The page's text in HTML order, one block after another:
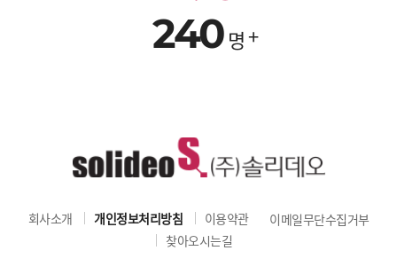
240명
회사소개 개인정보처리방침 이용약관
이메일무단수집거부
찾아오시는길